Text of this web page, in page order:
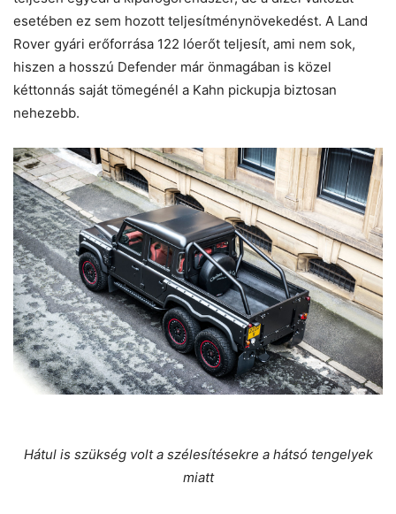
esetében ez sem hozott teljesítménynövekedést. A Land
Rover gyári erőforrása 122 lóerőt teljesít, ami nem sok,
hiszen a hosszú Defender már önmagában is közel
kéttonnás saját tömegénél a Kahn pickupja biztosan
nehezebb.
Hátul is szükség volt a szélesítésekre a hátsó tengelyek
miatt